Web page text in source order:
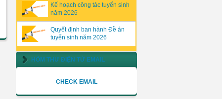
Kế hoạch công tác tuyển sinh
năm 2026
Quyết định ban hành Đề án
tuyển sinh năm 2026
HÒM THƯ ĐIỆN TỬ EMAIL
CHECK EMAIL